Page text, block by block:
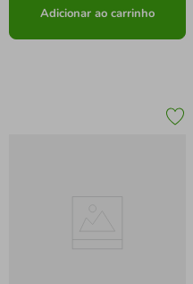
Adicionar ao carrinho